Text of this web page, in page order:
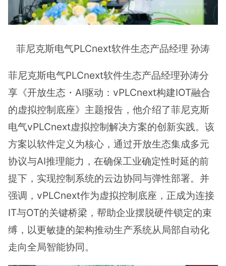
菲尼克斯电气PLCnext软件生态产品经理 孙涛
菲尼克斯电气PLCnext软件生态产品经理孙涛分
享《开放生态・AI驱动：vPLCnext构建IOT融合
的虚拟控制底座》主题报告，他介绍了菲尼克斯
电气vPLCnext虚拟控制解决方案的创新实践。该
方案以软件定义为核心，通过开放生态集成多元
协议与AI推理能力，在确保工业确定性时延的前
提下，实现控制系统的云边协同与弹性部署。并
强调，vPLCnext作为虚拟控制底座，正成为连接
IT与OT的关键桥梁，帮助企业摆脱硬件锁定的束
缚，以更敏捷的架构推动生产系统从局部自动化
走向全局智能协同。